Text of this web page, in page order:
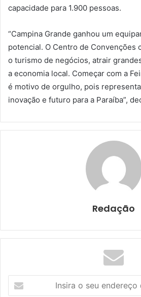
capacidade para 1.900 pessoas.
“Campina Grande ganhou um
potencial. O Centro de Convenções
o turismo de negócios, atrair
a economia local. Começar com a
é motivo de orgulho, pois
inovação e futuro para a Paraíba”,
Redação